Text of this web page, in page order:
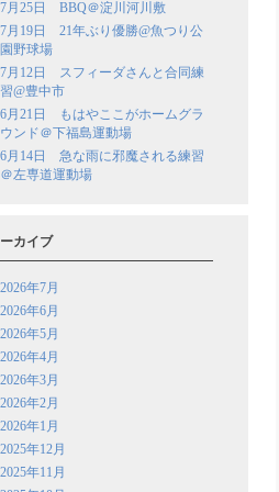
7月25日 BBQ＠淀川河川敷
7月19日 21年ぶり優勝@魚つり公
園野球場
7月12日 スフィーダさんと合同練
習@豊中市
6月21日 もはやここがホームグラ
ウンド＠下福島運動場
6月14日 急な雨に邪魔される練習
＠左専道運動場
カイブ
2026年7月
2026年6月
2026年5月
2026年4月
2026年3月
2026年2月
2026年1月
2025年12月
2025年11月